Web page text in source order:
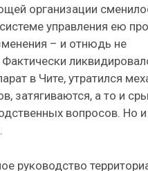
организации
управления ею
– и отнюдь не
в Чите, утратился
затягиваются, а то и
вопросов. Но
руководство